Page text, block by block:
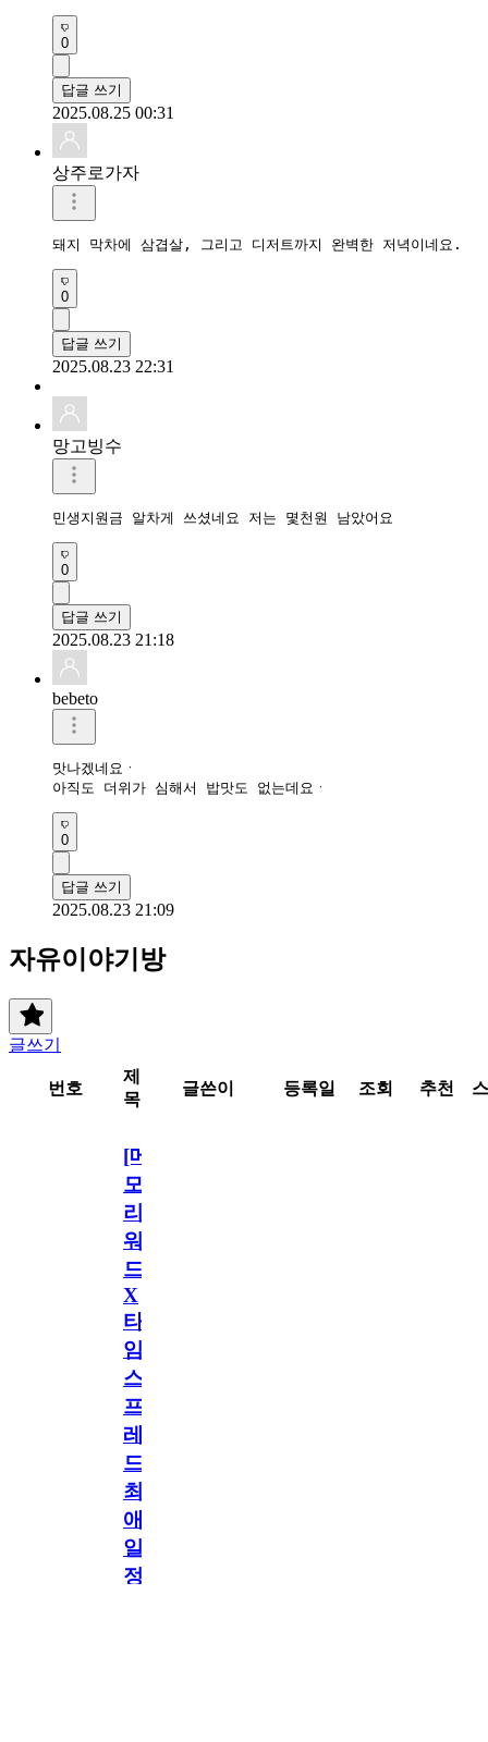
0
답글 쓰기
2025.08.25 00:31
상주로가자
돼지 막차에 삼겹살, 그리고 디저트까지 완벽한 저녁이네요.
0
답글 쓰기
2025.08.23 22:31
망고빙수
민생지원금 알차게 쓰셨네요 저는 몇천원 남았어요
0
답글 쓰기
2025.08.23 21:18
bebeto
맛나겠네요ㆍ
아직도 더위가 심해서 밥맛도 없는데요ㆍ
0
답글 쓰기
2025.08.23 21:09
자유이야기방
글쓰기
번호
제
목
글쓴이 등록일 조회 추천
[메
모
리
워
드
X
타
임
스
프
레
드]
최
애
일
정